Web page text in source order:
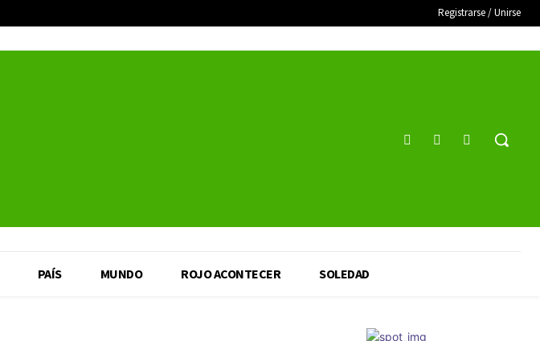
Registrarse / Unirse
PAÍS MUNDO ROJO ACONTECER SOLEDAD